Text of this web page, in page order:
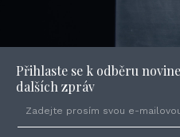
Přihlaste se k odběru
dalších zpráv